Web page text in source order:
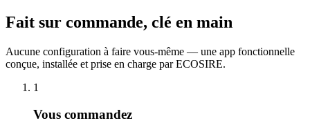
Fait sur commande, clé en main
Aucune configuration à faire vous-même — une app fonctionnelle
conçue, installée et prise en charge par ECOSIRE.
1
Vous commandez